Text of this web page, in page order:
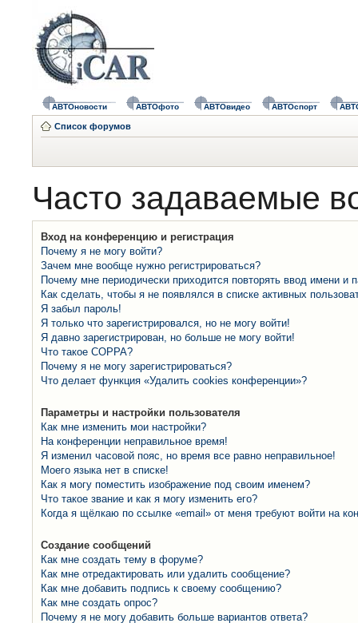
АВТОновости АВТОфото АВТОвидео АВТОспорт
Список форумов
Часто задаваемые
Вход на конференцию и регистрация
Почему я не могу войти?
Зачем мне вообще нужно регистрироваться?
Почему мне периодически приходится повторять ввод имени и
Как сделать, чтобы я не появлялся в списке активных
Я забыл пароль!
Я только что зарегистрировался, но не могу войти!
Я давно зарегистрирован, но больше не могу войти!
Что такое COPPA?
Почему я не могу зарегистрироваться?
Что делает функция «Удалить cookies конференции»?
Параметры и настройки пользователя
Как мне изменить мои настройки?
На конференции неправильное время!
Я изменил часовой пояс, но время все равно неправильное!
Моего языка нет в списке!
Как я могу поместить изображение под своим именем?
Что такое звание и как я могу изменить его?
Когда я щёлкаю по ссылке «email» от меня требуют войти на
Создание сообщений
Как мне создать тему в форуме?
Как мне отредактировать или удалить сообщение?
Как мне добавить подпись к своему сообщению?
Как мне создать опрос?
Почему я не могу добавить больше вариантов ответа?